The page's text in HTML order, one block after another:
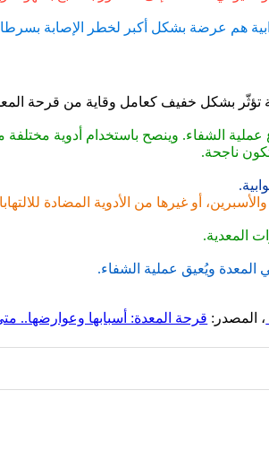
هم عرضة بشكل أكبر لخطر الإصابة
عملية الشفاء. وينصح باستخدام أدوية
أو غيرها من الأدوية المضادة
المعدية.
المعدة ويُعيق عملية الشفاء.
، المصدر: قرحة المعدة: أسبابها وعوارضها..